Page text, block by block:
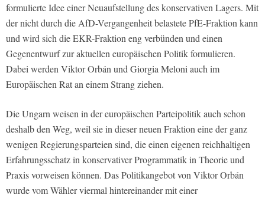
formulierte Idee einer Neuaufstellung des konservativen Lagers. Mit
der nicht durch die AfD-Vergangenheit belastete PfE-Fraktion kann
und wird sich die EKR-Fraktion eng verbünden und einen
Gegenentwurf zur aktuellen europäischen Politik formulieren.
Dabei werden Viktor Orbán und Giorgia Meloni auch im
Europäischen Rat an einem Strang ziehen.
Die Ungarn weisen in der europäischen Parteipolitik auch schon
deshalb den Weg, weil sie in dieser neuen Fraktion eine der ganz
wenigen Regierungsparteien sind, die einen eigenen reichhaltigen
Erfahrungsschatz in konservativer Programmatik in Theorie und
Praxis vorweisen können. Das Politikangebot von Viktor Orbán
wurde vom Wähler viermal hintereinander mit einer